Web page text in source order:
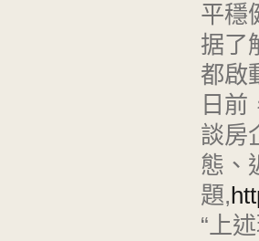
平穩
据了
都啟
日前
談房
態、
題,
“上